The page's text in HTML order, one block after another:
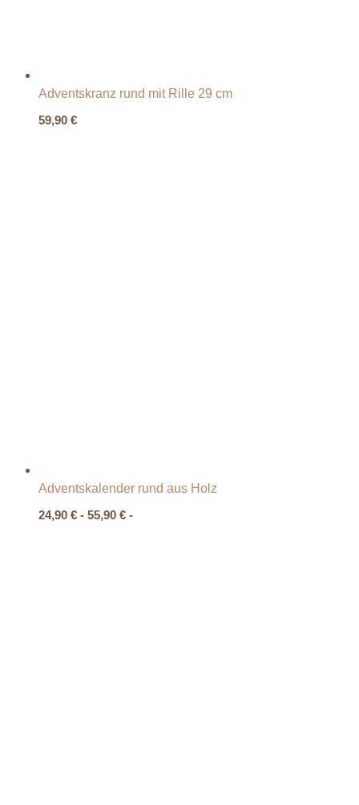
Adventskranz rund mit Rille 29 cm
59,90€
Adventskalender rund aus Holz
24,90€ -55,90€ -